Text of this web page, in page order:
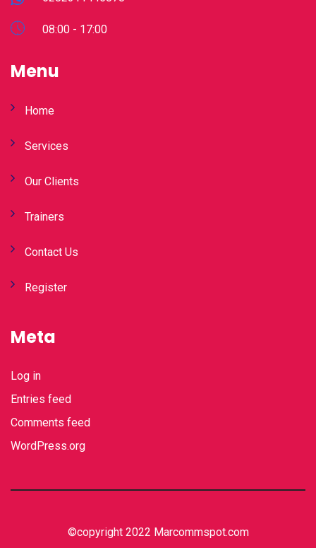
08:00 - 17:00
Menu
Home
Services
Our Clients
Trainers
Contact Us
Register
Meta
Log in
Entries feed
Comments feed
WordPress.org
©copyright 2022 Marcommspot.com